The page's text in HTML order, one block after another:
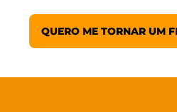
QUERO ME TORNAR UM